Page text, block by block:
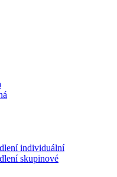
individuální
skupinové